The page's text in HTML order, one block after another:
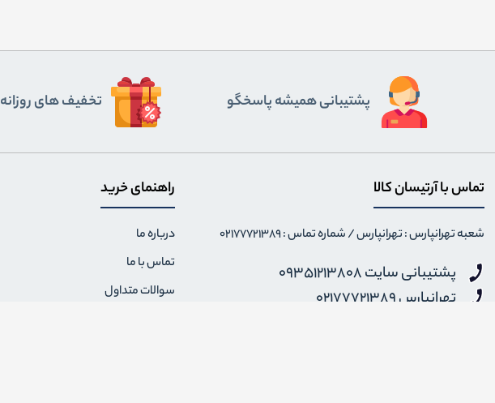
پشتیبانی همیشه پاسخگو تخفیف های روزانه
تماس با آرتیسان کالا
شعبه تهرانپارس : تهرانپارس / شماره تماس : 02177721389
پشتیبانی سایت 09351213808
تهرانپارس 02177721389
راهنمای خرید
درباره ما
تماس با ما
سوالات متداول